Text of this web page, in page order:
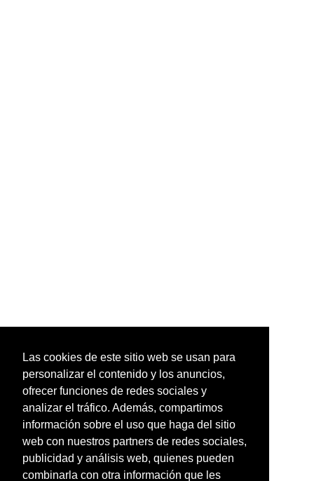
Las cookies de este sitio web se usan para
personalizar el contenido y los anuncios,
ofrecer funciones de redes sociales y
analizar el tráfico. Además, compartimos
información sobre el uso que haga del sitio
web con nuestros partners de redes sociales,
publicidad y análisis web, quienes pueden
combinarla con otra información que les